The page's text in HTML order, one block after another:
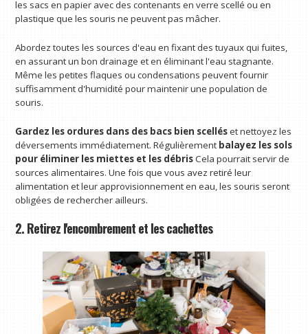
les sacs en papier avec des contenants en verre scellé ou en
plastique que les souris ne peuvent pas mâcher.
Abordez toutes les sources d'eau en fixant des tuyaux qui fuites,
en assurant un bon drainage et en éliminant l'eau stagnante.
Même les petites flaques ou condensations peuvent fournir
suffisamment d'humidité pour maintenir une population de
souris.
Gardez les ordures dans des bacs bien scelléset nettoyez les
déversements immédiatement. Régulièrement balayez les sols
pour éliminer les miettes et les débrisCela pourrait servir de
sources alimentaires. Une fois que vous avez retiré leur
alimentation et leur approvisionnement en eau, les souris seront
obligées de rechercher ailleurs.
2. Retirez l'encombrement et les cachettes